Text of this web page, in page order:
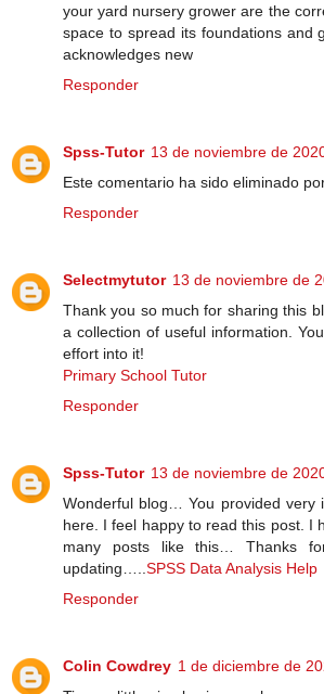
your yard nursery grower are the
space to spread its foundations and
acknowledges new
Responder
Spss-Tutor 13 de noviembre de
Este comentario ha sido eliminado
Responder
Selectmytutor 13 de noviembre de
Thank you so much for sharing this
a collection of useful information.
effort into it!
Primary School Tutor
Responder
Spss-Tutor 13 de noviembre de
Wonderful blog… You provided very
here. I feel happy to read this post. I
many posts like this… Thanks
updating….. SPSS Data Analysis Help
Responder
Colin Cowdrey 1 de diciembre de